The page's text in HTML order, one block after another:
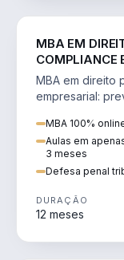
MBA EM
COMPLIANCE
MBA em direito
empresarial:
MBA 100%
Aulas em
3 meses
Defesa penal
DURAÇÃO
12 meses